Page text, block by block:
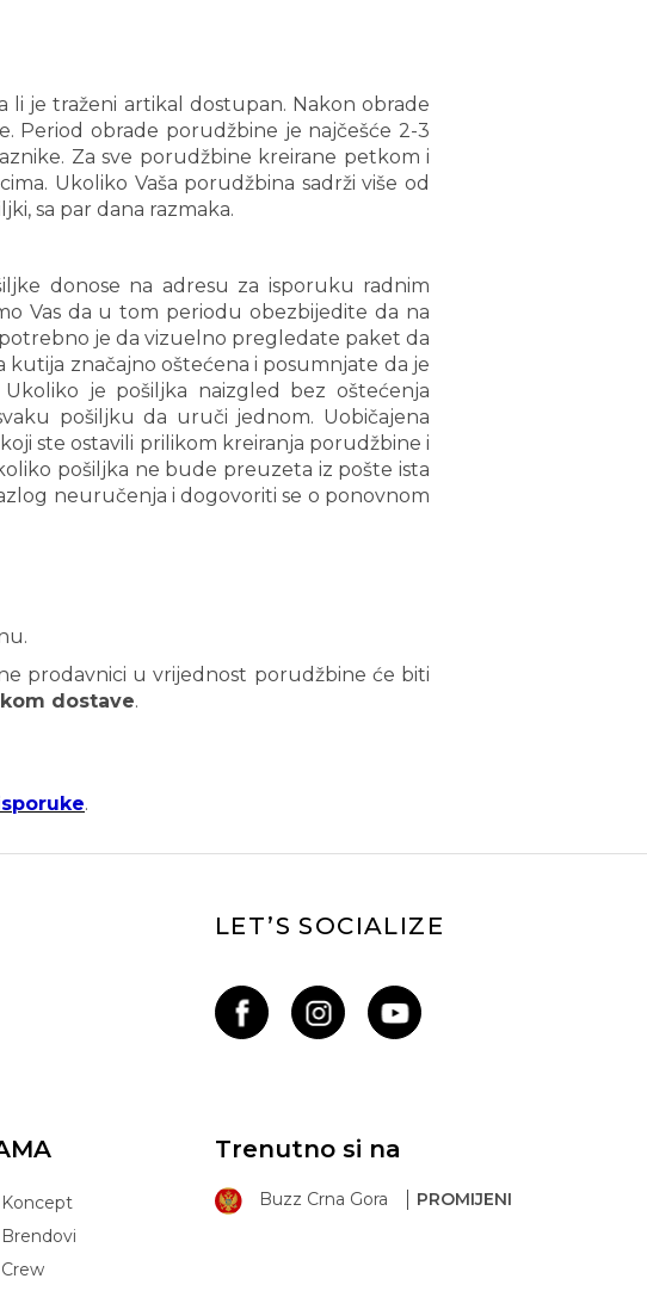
je traženi artikal dostupan. Nakon obrade
Period obrade porudžbine je najčešće 2-3
Za sve porudžbine kreirane petkom i
Ukoliko Vaša porudžbina sadrži više od
sa par dana razmaka.
donose na adresu za isporuku radnim
Vas da u tom periodu obezbijedite da na
je da vizuelno pregledate paket da
značajno oštećena i posumnjate da je
je pošiljka naizgled bez oštećenja
pošiljku da uruči jednom. Uobičajena
ste ostavili prilikom kreiranja porudžbine i
pošiljka ne bude preuzeta iz pošte ista
neuručenja i dogovoriti se o ponovnom
prodavnici u vrijednost porudžbine će biti
dostave.
.
LET’S SOCIALIZE
Trenutno si na
Buzz Crna Gora PROMIJENI